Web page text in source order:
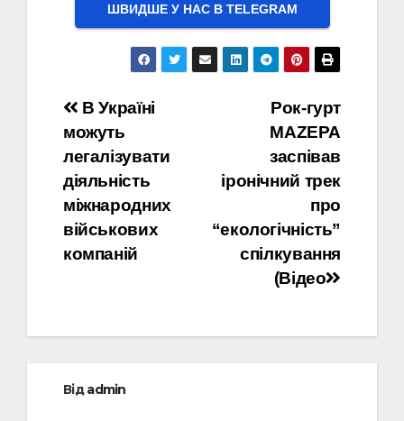
ШВИДШЕ У НАС В ТELEGRAM
Навігація
записів
Рок-гурт
MAZEPA
заспівав
іронічний трек
про
“екологічність”
спілкування
(Відео
В Україні
можуть
легалізувати
діяльність
міжнародних
військових
компаній
Відadmin